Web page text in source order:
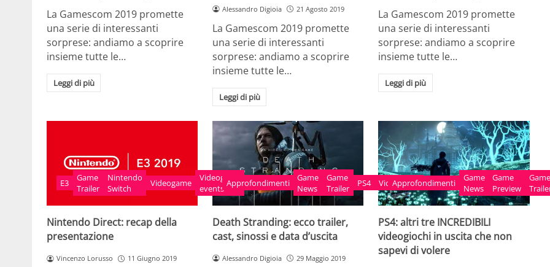
La Gamescom 2019 promette
una serie di interessanti
sorprese: andiamo a scoprire
insieme tutte le…
Leggi di più
Alessandro Digioia 21 Agosto 2019
La Gamescom 2019 promette
una serie di interessanti
sorprese: andiamo a scoprire
insieme tutte le…
Leggi di più
La Gamescom 2019 promette
una serie di interessanti
sorprese: andiamo a scoprire
insieme tutte le…
Leggi di più
E3
Game
Trailer
Nintendo
Switch
Videogame
Videogame
events
Nintendo Direct: recap della
presentazione
Vincenzo Lorusso 11 Giugno 2019
Approfondimenti
Game
News
Game
Trailer
PS4 Videogame
Death Stranding: ecco trailer,
cast, sinossi e data d’uscita
Alessandro Digioia 29 Maggio 2019
Approfondimenti
Game
News
Game
Preview
Game
PS4: altri tre INCREDIBILI
videogiochi in uscita che non
sapevi di volere